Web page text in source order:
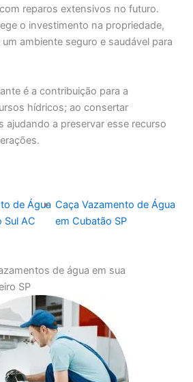
reparos extensivos no futuro.
o investimento na propriedade,
ambiente seguro e saudável para
é a contribuição para a
hídricos; ao consertar
ajudando a preservar esse recurso
de Água
Sul AC
Caça Vazamento de Água
em Cubatão SP
de água em sua
SP